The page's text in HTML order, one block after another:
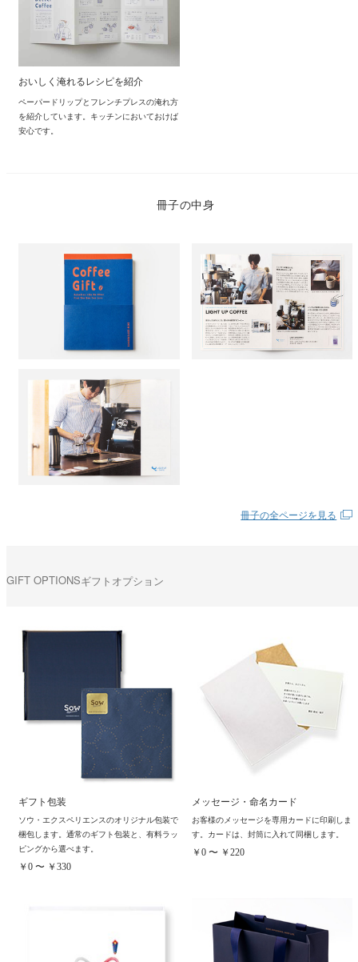
おいしく淹れるレシピを紹介
ペーパードリップとフレンチプレスの淹れ方
を紹介しています。キッチンにおいておけば
安心です。
冊子の中身
冊子の全ページを見る
GIFT OPTIONSギフトオプション
ギフト包装
ソウ・エクスペリエンスのオリジナル包装で
梱包します。通常のギフト包装と、有料ラッ
ピングから選べます。
￥0 〜 ￥330
メッセージ・命名カード
お客様のメッセージを専用カードに印刷しま
す。カードは、封筒に入れて同梱します。
￥0 〜 ￥220